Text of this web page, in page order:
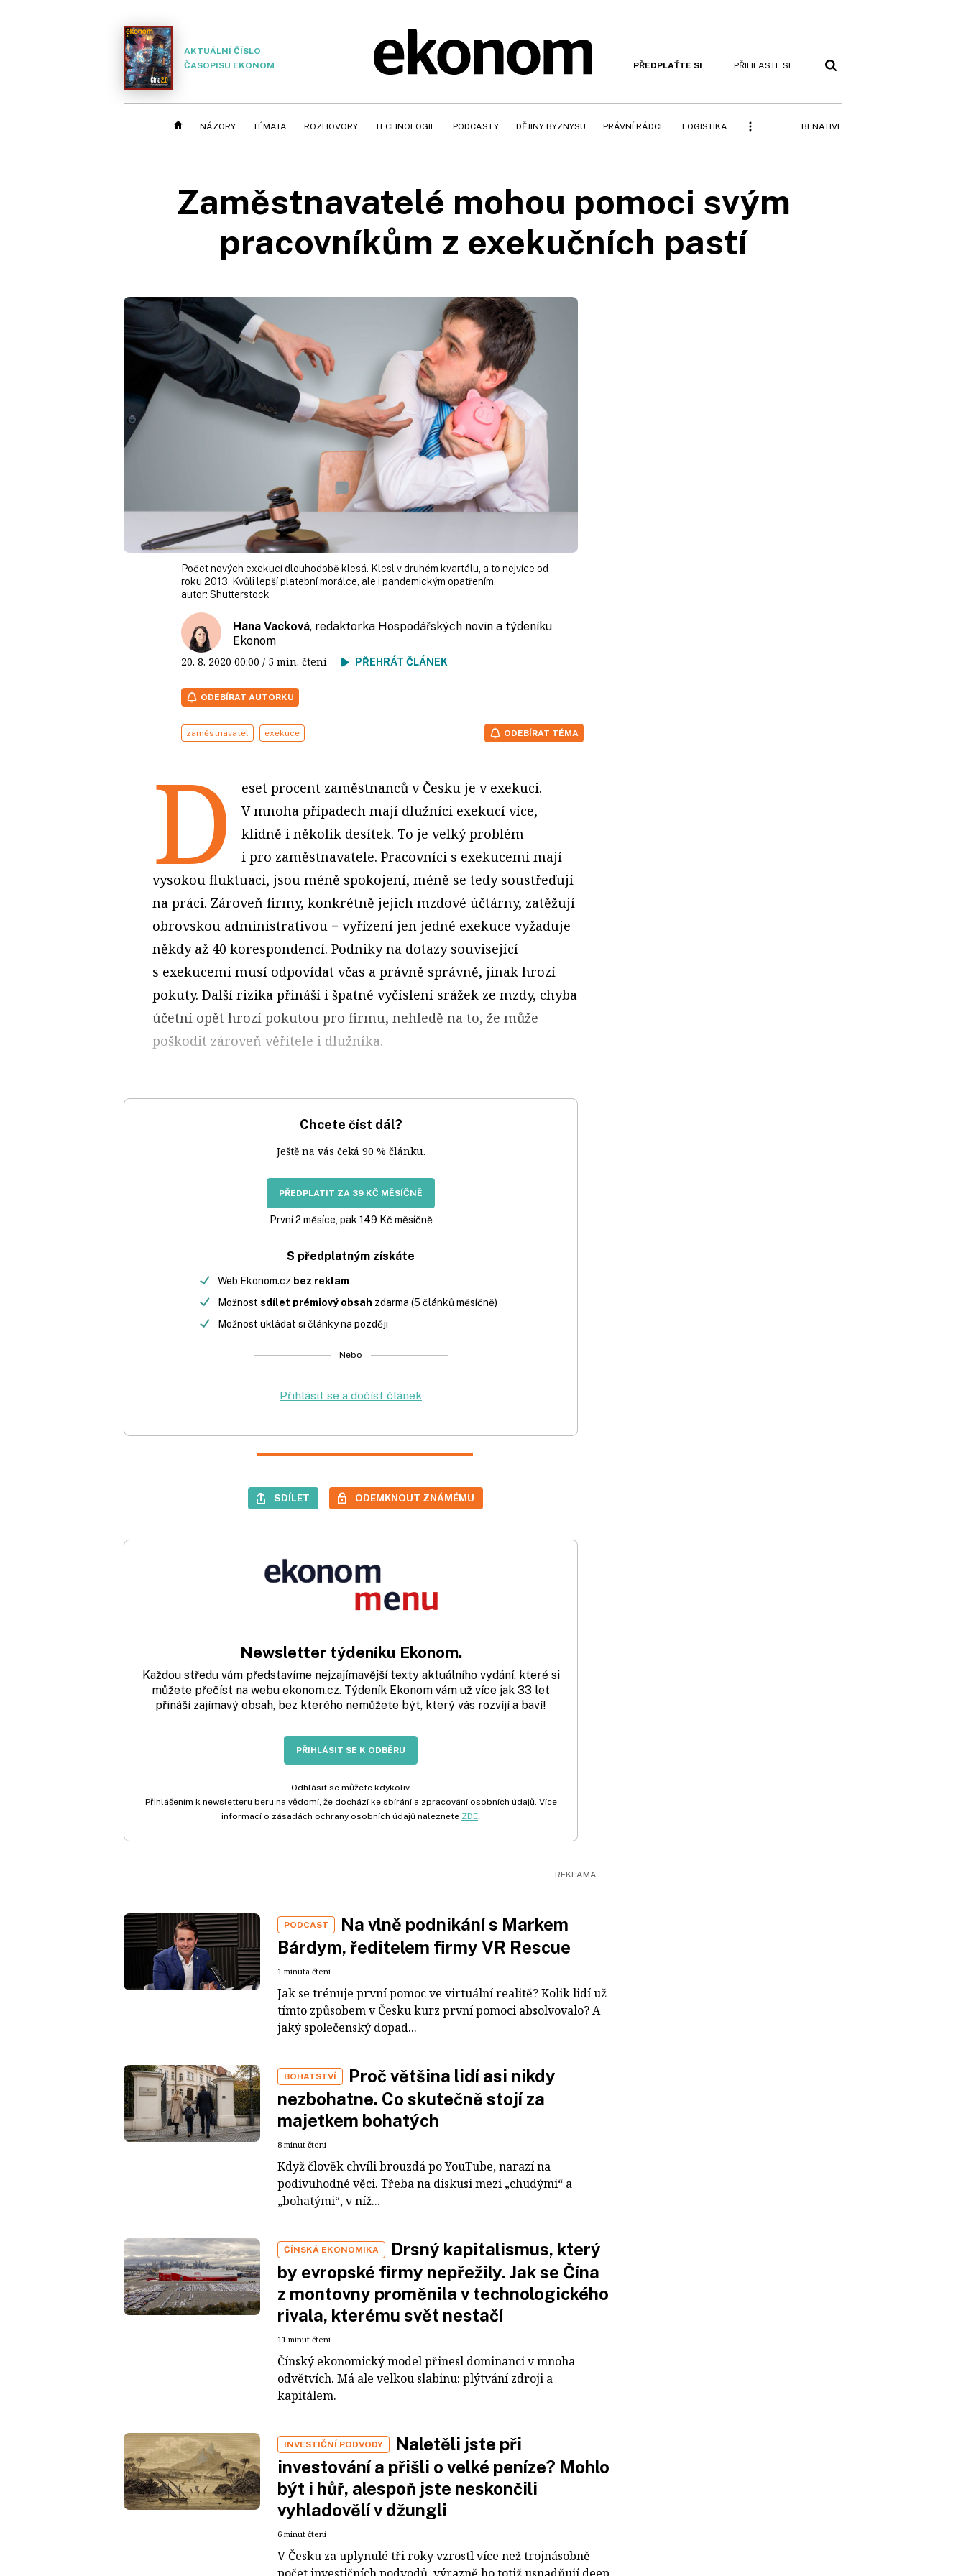
AKTUÁLNÍ ČÍSLO
ČASOPISU EKONOM
PŘEDPLAŤTE SI PŘIHLASTE SE
NÁZORY TÉMATA ROZHOVORY TECHNOLOGIE PODCASTY DĚJINY BYZNYSU PRÁVNÍ RÁDCE LOGISTIKA BENATIVE
Zaměstnavatelé mohou pomoci svým
pracovníkům z exekučních pastí
Počet nových exekucí dlouhodobě klesá. Klesl v druhém kvartálu, a to nejvíce od
roku 2013. Kvůli lepší platební morálce, ale i pandemickým opatřením.
autor: Shutterstock
Hana Vacková, redaktorka Hospodářských novin a týdeníku
Ekonom
20. 8. 2020 00:00 / 5 min. čtení PŘEHRÁT ČLÁNEK
ODEBÍRAT AUTORKU
zaměstnavatel exekuce ODEBÍRAT TÉMA
D
eset procent zaměstnanců v Česku je v exekuci.
V mnoha případech mají dlužníci exekucí více,
klidně i několik desítek. To je velký problém
i pro zaměstnavatele. Pracovníci s exekucemi mají
vysokou fluktuaci, jsou méně spokojení, méně se tedy soustřeďují
na práci. Zároveň firmy, konkrétně jejich mzdové účtárny, zatěžují
obrovskou administrativou − vyřízení jen jedné exekuce vyžaduje
někdy až 40 korespondencí. Podniky na dotazy související
s exekucemi musí odpovídat včas a právně správně, jinak hrozí
pokuty. Další rizika přináší i špatné vyčíslení srážek ze mzdy, chyba
účetní opět hrozí pokutou pro firmu, nehledě na to, že může
poškodit zároveň věřitele i dlužníka.
Chcete číst dál?
Ještě na vás čeká 90 % článku.
PŘEDPLATIT ZA 39 KČ MĚSÍČNĚ
První 2 měsíce, pak 149 Kč měsíčně
S předplatným získáte
Web Ekonom.cz bez reklam
Možnost sdílet prémiový obsah zdarma (5 článků měsíčně)
Možnost ukládat si články na později
Nebo
Přihlásit se a dočíst článek
SDÍLET ODEMKNOUT ZNÁMÉMU
Newsletter týdeníku Ekonom.
Každou středu vám představíme nejzajímavější texty aktuálního vydání, které si
můžete přečíst na webu ekonom.cz. Týdeník Ekonom vám už více jak 33 let
přináší zajímavý obsah, bez kterého nemůžete být, který vás rozvíjí a baví!
PŘIHLÁSIT SE K ODBĚRU
Odhlásit se můžete kdykoliv.
Přihlášením k newsletteru beru na vědomí, že dochází ke sbírání a zpracování osobních údajů. Více
informací o zásadách ochrany osobních údajů naleznete ZDE
PODCAST
Na vlně podnikání s Markem
Bárdym, ředitelem firmy VR Rescue
1 minuta čtení
Jak se trénuje první pomoc ve virtuální realitě? Kolik lidí už
tímto způsobem v Česku kurz první pomoci absolvovalo? A
jaký společenský dopad...
BOHATSTVÍ
Proč většina lidí asi nikdy
nezbohatne. Co skutečně stojí za
majetkem bohatých
8 minut čtení
Když člověk chvíli brouzdá po YouTube, narazí na
podivuhodné věci. Třeba na diskusi mezi „chudými“ a
„bohatými“, v níž...
ČÍNSKÁ EKONOMIKA
Drsný kapitalismus, který
by evropské firmy nepřežily. Jak se Čína
z montovny proměnila v technologického
rivala, kterému svět nestačí
11 minut čtení
Čínský ekonomický model přinesl dominanci v mnoha
odvětvích. Má ale velkou slabinu: plýtvání zdroji a
kapitálem.
INVESTIČNÍ PODVODY
Naletěli jste při
investování a přišli o velké peníze? Mohlo
být i hůř, alespoň jste neskončili
vyhladovělí v džungli
6 minut čtení
V Česku za uplynulé tři roky vzrostl více než trojnásobně
počet investičních podvodů, výrazně ho totiž usnadňují deep